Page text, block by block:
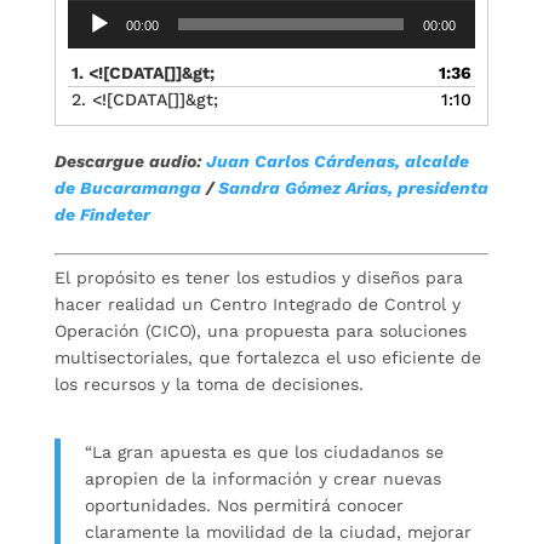
Reproductor
audio
00:00 00:00
1. <![CDATA[]]&gt;
1:36
2. <![CDATA[]]&gt;
1:10
Descargue audio:Juan Carlos Cárdenas, alcalde
de Bucaramanga/Sandra Gómez Arias, presidenta
de Findeter
El propósito es tener los estudios y diseños para
hacer realidad un Centro Integrado de Control y
Operación (CICO), una propuesta para soluciones
multisectoriales, que fortalezca el uso eficiente de
los recursos y la toma de decisiones.
“La gran apuesta es que los ciudadanos se
apropien de la información y crear nuevas
oportunidades. Nos permitirá conocer
claramente la movilidad de la ciudad, mejorar